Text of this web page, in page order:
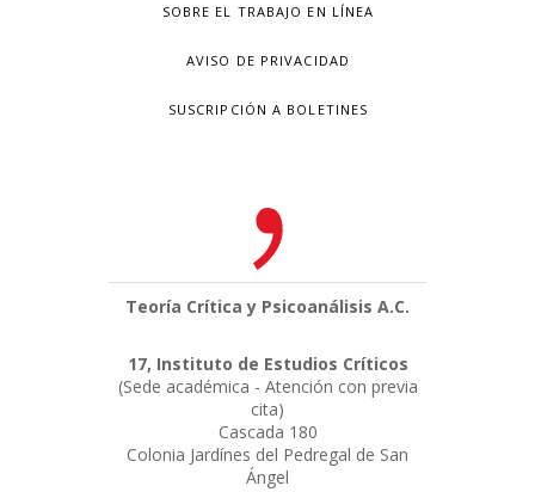
SOBRE EL TRABAJO EN LÍNEA
AVISO DE PRIVACIDAD
SUSCRIPCIÓN A BOLETINES
Teoría Crítica y Psicoanálisis A.C.
17, Instituto de Estudios Críticos
(Sede académica - Atención con previa
cita)
Cascada 180
Colonia Jardínes del Pedregal de San
Ángel